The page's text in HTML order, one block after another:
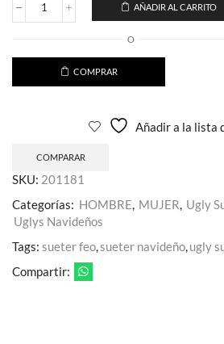
Ugly
Dino
Santa
con
AÑADIR AL CARRITO
O
COMPRAR
Añadir a la lista
COMPARAR
SKU: 201181
Categorías: HOMBRE, MUJER, Ugly
Uglys Navideños
Tags: sueter feo,sueter navideño,ugly
Compartir: